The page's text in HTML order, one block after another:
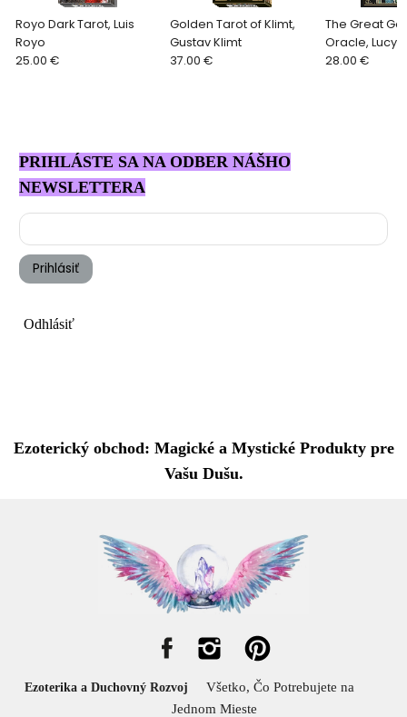
Royo Dark Tarot, Luis
Royo
25.00 €
Golden Tarot of Klimt,
Gustav Klimt
37.00 €
The Great
Oracle, Lucy
28.00 €
PRIHLÁSTE SA NA ODBER NÁŠHO
NEWSLETTERA
Prihlásiť
Odhlásiť
Ezoterický obchod: Magické a Mystické Produkty pre
Vašu Dušu.
Ezoterika a Duchovný Rozvoj
Všetko, Čo Potrebujete na
Jednom Mieste